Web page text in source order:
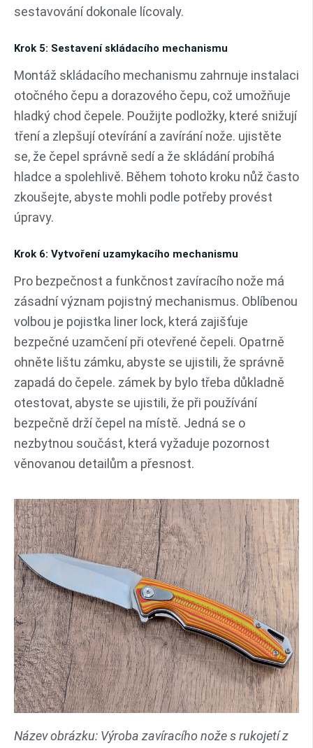
sestavování dokonale lícovaly.
Krok 5: Sestavení skládacího mechanismu
Montáž skládacího mechanismu zahrnuje instalaci
otočného čepu a dorazového čepu, což umožňuje
hladký chod čepele. Použijte podložky, které snižují
tření a zlepšují otevírání a zavírání nože. ujistěte
se, že čepel správně sedí a že skládání probíhá
hladce a spolehlivě. Během tohoto kroku nůž často
zkoušejte, abyste mohli podle potřeby provést
úpravy.
Krok 6: Vytvoření uzamykacího mechanismu
Pro bezpečnost a funkčnost zavíracího nože má
zásadní význam pojistný mechanismus. Oblíbenou
volbou je pojistka liner lock, která zajišťuje
bezpečné uzamčení při otevřené čepeli. Opatrně
ohněte lištu zámku, abyste se ujistili, že správně
zapadá do čepele. zámek by bylo třeba důkladně
otestovat, abyste se ujistili, že při používání
bezpečně drží čepel na místě. Jedná se o
nezbytnou součást, která vyžaduje pozornost
věnovanou detailům a přesnost.
Název obrázku: Výroba zavíracího nože s rukojetí z